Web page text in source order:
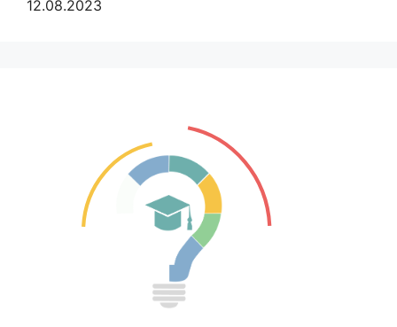
12.08.2023